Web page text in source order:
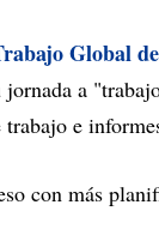
Global
jornada a
e
con más